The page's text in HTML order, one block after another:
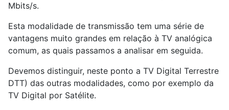
Mbits/s.
Esta modalidade de transmissão tem uma série de
vantagens muito grandes em relação à TV analógica
comum, as quais passamos a analisar em seguida.
Devemos distinguir, neste ponto a TV Digital Terrestre
DTT) das outras modalidades, como por exemplo da
TV Digital por Satélite.